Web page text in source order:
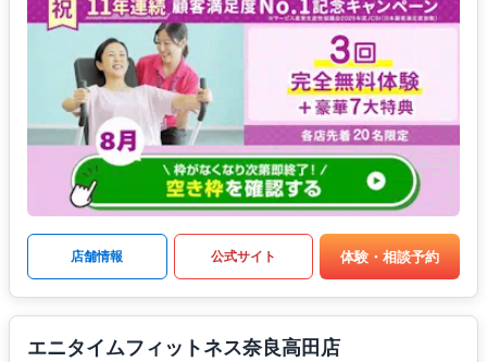
店舗情報 公式サイト 体験・相談予約
エニタイムフィットネス奈良高田店